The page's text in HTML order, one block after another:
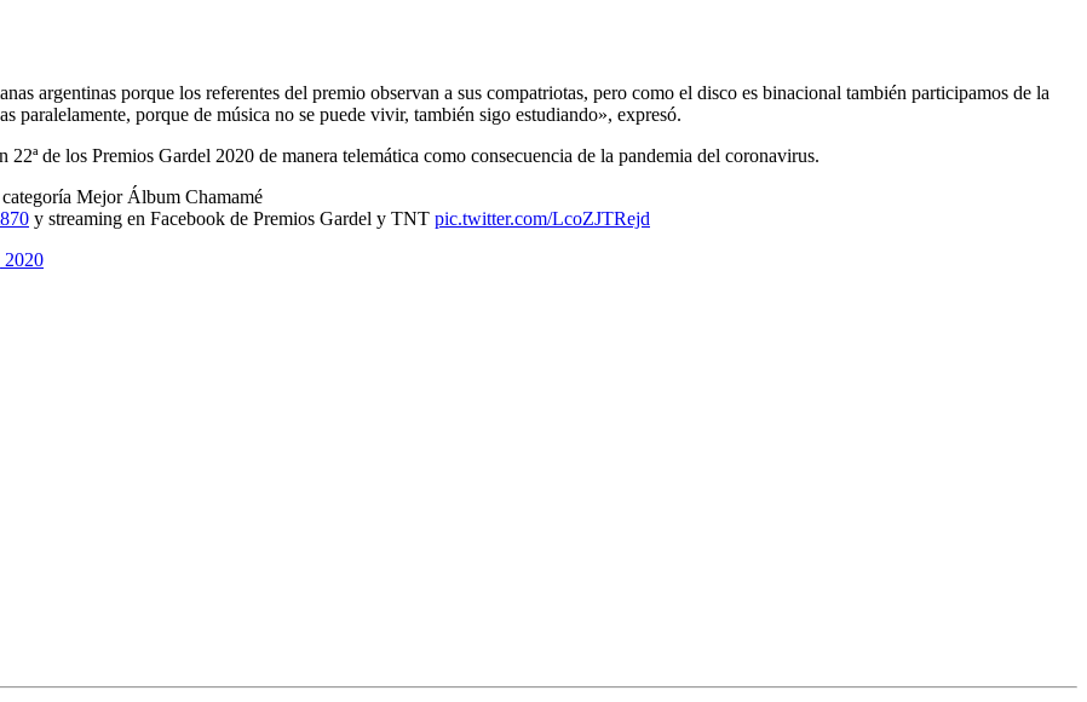
argentinas porque los referentes del premio observan a sus compatriotas, pero como el disco es binacional también participamos de la
paralelamente, porque de música no se puede vivir, también sigo estudiando», expresó.
de los Premios Gardel 2020 de manera telemática como consecuencia de la pandemia del coronavirus.
Mejor Álbum Chamamé
y streaming en Facebook de Premios Gardel y TNT pic.twitter.com/LcoZJTRejd
2020